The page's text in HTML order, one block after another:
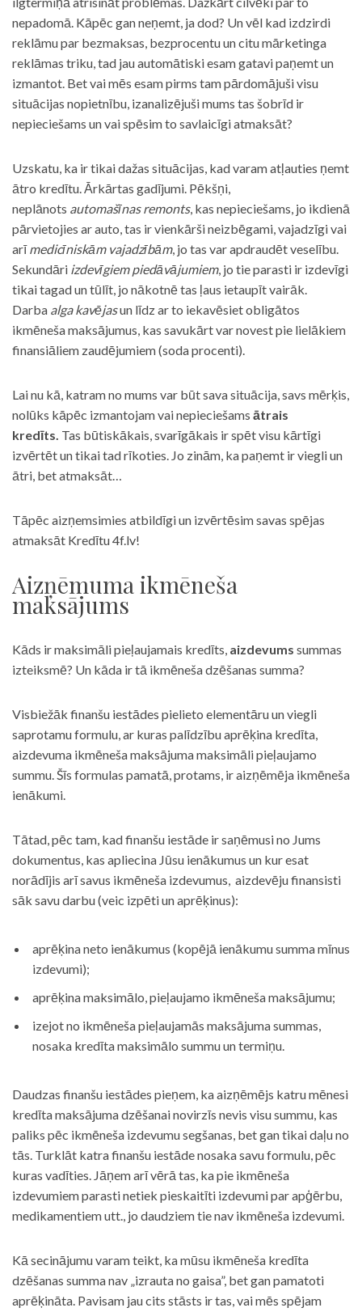
nepadomā. Kāpēc gan neņemt, ja dod? Un vēl kad izdzirdi
reklāmu par bezmaksas, bezprocentu un citu mārketinga
reklāmas triku, tad jau automātiski esam gatavi paņemt un
izmantot. Bet vai mēs esam pirms tam pārdomājuši visu
situācijas nopietnību, izanalizējuši mums tas šobrīd ir
nepieciešams un vai spēsim to savlaicīgi atmaksāt?
Uzskatu, ka ir tikai dažas situācijas, kad varam atļauties ņemt
ātro kredītu. Ārkārtas gadījumi. Pēkšņi,
neplānots automašīnas remonts, kas nepieciešams, jo ikdienā
pārvietojies ar auto, tas ir vienkārši neizbēgami, vajadzīgi vai
arīmedicīniskām vajadzībām, jo tas var apdraudēt veselību.
Sekundāri izdevīgiem piedāvājumiem, jo tie parasti ir izdevīgi
tikai tagad un tūlīt, jo nākotnē tas ļaus ietaupīt vairāk.
Darba alga kavējasun līdz ar to iekavēsiet obligātos
ikmēneša maksājumus, kas savukārt var novest pie lielākiem
finansiāliem zaudējumiem (soda procenti).
Lai nu kā, katram no mums var būt sava situācija, savs mērķis,
nolūks kāpēc izmantojam vai nepieciešams ātrais
kredīts. Tas būtiskākais, svarīgākais ir spēt visu kārtīgi
izvērtēt un tikai tad rīkoties. Jo zinām, ka paņemt ir viegli un
ātri, bet atmaksāt…
Tāpēc aizņemsimies atbildīgi un izvērtēsim savas spējas
atmaksāt Kredītu 4f.lv!
Aizņēmuma ikmēneša
maksājums
Kāds ir maksimāli pieļaujamais kredīts, aizdevums summas
izteiksmē? Un kāda ir tā ikmēneša dzēšanas summa?
Visbiežāk finanšu iestādes pielieto elementāru un viegli
saprotamu formulu, ar kuras palīdzību aprēķina kredīta,
aizdevuma ikmēneša maksājuma maksimāli pieļaujamo
summu. Šīs formulas pamatā, protams, ir aizņēmēja ikmēneša
ienākumi.
Tātad, pēc tam, kad finanšu iestāde ir saņēmusi no Jums
dokumentus, kas apliecina Jūsu ienākumus un kur esat
norādījis arī savus ikmēneša izdevumus, aizdevēju finansisti
sāk savu darbu (veic izpēti un aprēķinus):
aprēķina neto ienākumus (kopējā ienākumu summa mīnus
izdevumi);
aprēķina maksimālo, pieļaujamo ikmēneša maksājumu;
izejot no ikmēneša pieļaujamās maksājuma summas,
nosaka kredīta maksimālo summu un termiņu.
Daudzas finanšu iestādes pieņem, ka aizņēmējs katru mēnesi
kredīta maksājuma dzēšanai novirzīs nevis visu summu, kas
paliks pēc ikmēneša izdevumu segšanas, bet gan tikai daļu no
tās. Turklāt katra finanšu iestāde nosaka savu formulu, pēc
kuras vadīties. Jāņem arī vērā tas, ka pie ikmēneša
izdevumiem parasti netiek pieskaitīti izdevumi par apģērbu,
medikamentiem utt., jo daudziem tie nav ikmēneša izdevumi.
Kā secinājumu varam teikt, ka mūsu ikmēneša kredīta
dzēšanas summa nav „izrauta no gaisa”, bet gan pamatoti
aprēķināta. Pavisam jau cits stāsts ir tas, vai mēs spējam